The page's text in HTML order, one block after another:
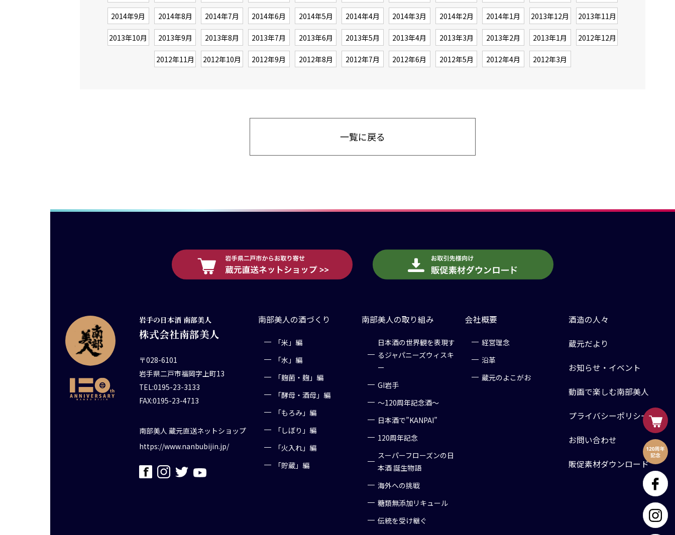
2014年9月 2014年8月 2014年7月 2014年6月 2014年5月 2014年4月 2014年3月 2014年2月 2014年1月 2013年12月 2013年11月
2013年10月 2013年9月 2013年8月 2013年7月 2013年6月 2013年5月 2013年4月 2013年3月 2013年2月 2013年1月 2012年12月
2012年11月 2012年10月 2012年9月 2012年8月 2012年7月 2012年6月 2012年5月 2012年4月 2012年3月
一覧に戻る
岩手の日本酒 南部美人
株式会社南部美人
〒028-6101
岩手県二戸市福岡字上町13
TEL:0195-23-3133
FAX:0195-23-4713
南部美人 蔵元直送ネットショップ
https://www.nanbubijin.jp/
南部美人の酒づくり
「米」編
「水」編
「麹菌・麹」編
「酵母・酒母」編
「もろみ」編
「しぼり」編
「火入れ」編
「貯蔵」編
南部美人の取り組み
日本酒の世界観を表現す
るジャパニーズウィスキ
ー
GI岩手
～120周年記念酒～
日本酒で”KANPAI”
120周年記念
スーパーフローズンの日
本酒 誕生物語
海外への挑戦
糖類無添加リキュール
伝統を受け継ぐ
会社概要
経営理念
沿革
蔵元のよこがお
酒造の人々
蔵元だより
お知らせ・イベント
動画で楽しむ南部美人
プライバシーポリシー
お問い合わせ
販促素材ダウンロード